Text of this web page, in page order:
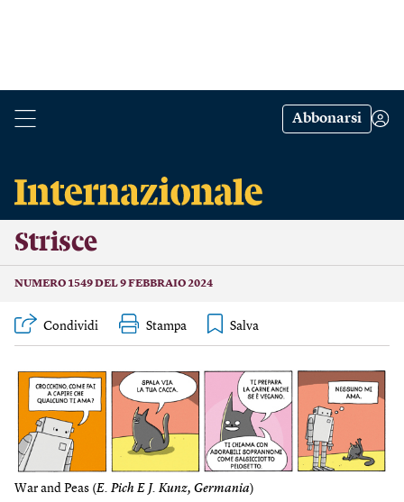
Abbonarsi
Strisce
NUMERO 1549 DEL 9 FEBBRAIO 2024
Condividi Stampa
War and Peas (E. Pich E J. Kunz, Germania)